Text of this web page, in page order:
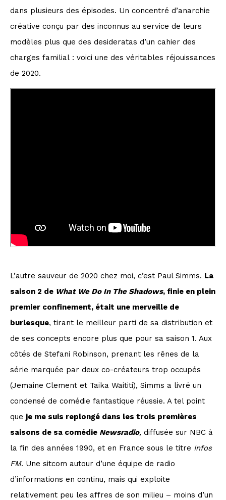
dans plusieurs des épisodes. Un concentré d’anarchie
créative conçu par des inconnus au service de leurs
modèles plus que des desideratas d’un cahier des
charges familial : voici une des véritables réjouissances
de 2020.
L’autre sauveur de 2020 chez moi, c’est Paul Simms. La
saison 2 de What We Do In The Shadows, finie en plein
premier confinement, était une merveille de
burlesque, tirant le meilleur parti de sa distribution et
de ses concepts encore plus que pour sa saison 1. Aux
côtés de Stefani Robinson, prenant les rênes de la
série marquée par deux co-créateurs trop occupés
(Jemaine Clement et Taika Waititi), Simms a livré un
condensé de comédie fantastique réussie. A tel point
que je me suis replongé dans les trois premières
saisons de sa comédie Newsradio, diffusée sur NBC à
la fin des années 1990, et en France sous le titre Infos
FM. Une sitcom autour d’une équipe de radio
d’informations en continu, mais qui exploite
relativement peu les affres de son milieu – moins d’un